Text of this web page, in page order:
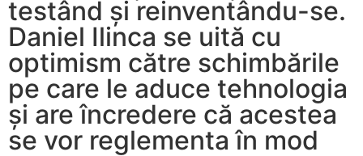
testând și reinventându-se.
Daniel Ilinca se uită cu
optimism către schimbările
pe care le aduce tehnologia
și are încredere că acestea
se vor reglementa în mod